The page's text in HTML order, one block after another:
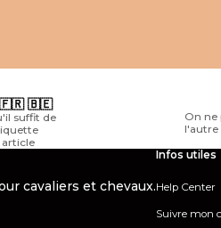
🇫🇷 🇧🇪
suffit de
On ne
l'autre
cavaliers et chevaux.
Infos utiles
Help Center
Suivre mon